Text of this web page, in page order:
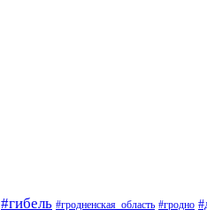
#гибель #гродненская_область #гродно